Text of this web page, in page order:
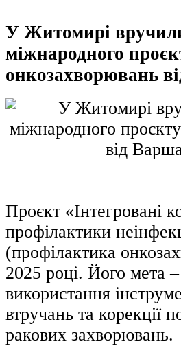
У Житомирі
міжнародного
онкозахворювань
Проєкт «Інтегровані
профілактики
(профілактика
2025 році. Його мета
використання
втручань та корекції
ракових захворювань.